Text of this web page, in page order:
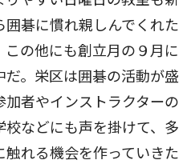
碁に慣れ親しんでくれた
この他にも創立月の９月に
。栄区は囲碁の活動が盛
者やインストラクターの
などにも声を掛けて、多
触れる機会を作っていきた